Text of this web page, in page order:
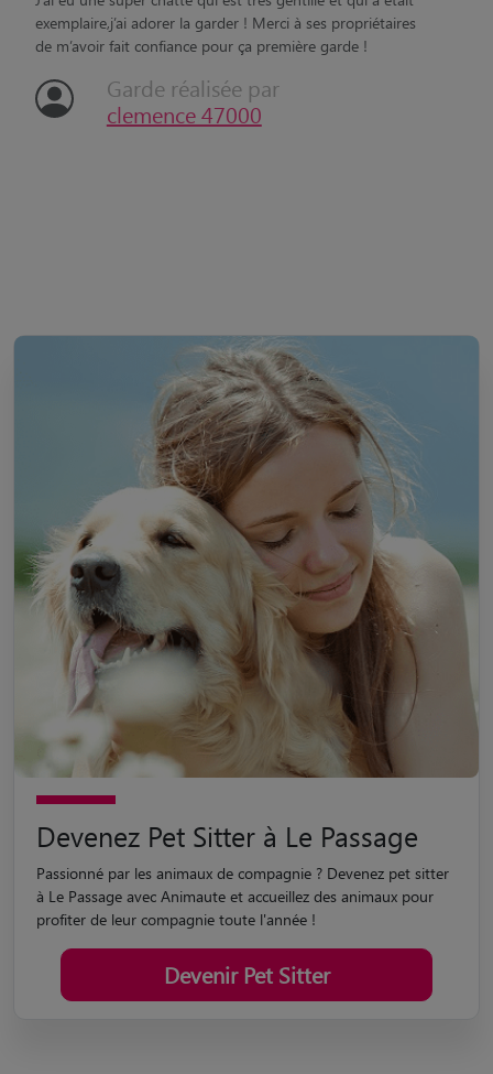
exemplaire,j’ai adorer la garder ! Merci à ses propriétaires
de m’avoir fait confiance pour ça première garde !
Garde réalisée par
clemence 47000
Devenez Pet Sitter à Le Passage
Passionné par les animaux de compagnie ? Devenez pet sitter
à Le Passage avec Animaute et accueillez des animaux pour
profiter de leur compagnie toute l'année !
Devenir Pet Sitter